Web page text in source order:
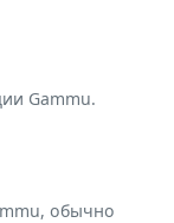
Gammu.
обычно